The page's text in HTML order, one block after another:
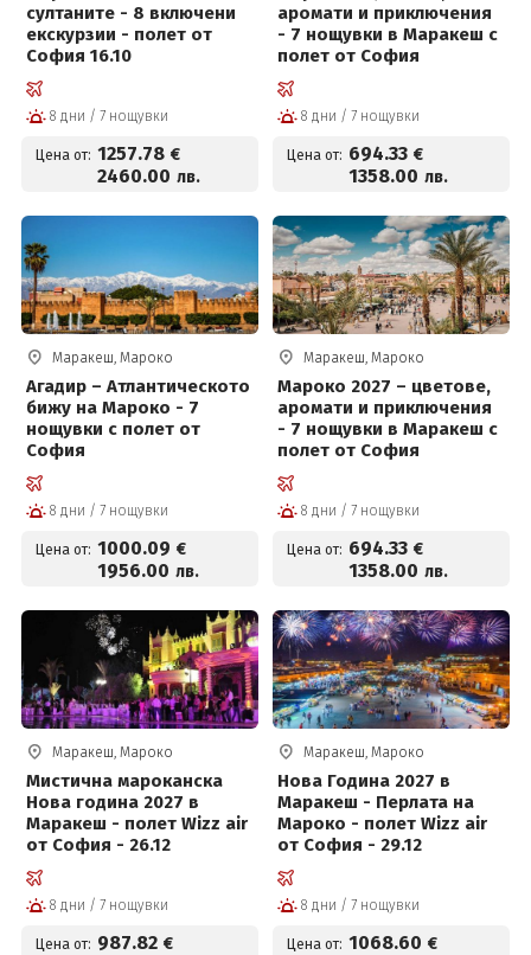
султаните - 8 включени
екскурзии - полет от
София 16.10
8 дни / 7 нощувки
Цена от: 1257.78 €
2460.00 лв.
аромати и приключения
- 7 нощувки в Маракеш с
полет от София
8 дни / 7 нощувки
Цена от: 694.33 €
1358.00 лв.
Маракеш, Мароко
Агадир – Атлантическото
бижу на Мароко - 7
нощувки с полет от
София
8 дни / 7 нощувки
Цена от: 1000.09 €
1956.00 лв.
Маракеш, Мароко
Мароко 2027 – цветове,
аромати и приключения
- 7 нощувки в Маракеш с
полет от София
8 дни / 7 нощувки
Цена от: 694.33 €
1358.00 лв.
Маракеш, Мароко
Мистична мароканска
Нова година 2027 в
Маракеш - полет Wizz air
от София - 26.12
8 дни / 7 нощувки
Цена от: 987.82 €
Маракеш, Мароко
Нова Година 2027 в
Маракеш - Перлата на
Мароко - полет Wizz air
от София - 29.12
8 дни / 7 нощувки
Цена от: 1068.60 €